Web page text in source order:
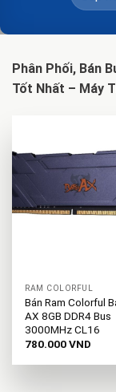
Phân Phối, Bán
Tốt Nhất – Máy
RAM COLORFUL
Bán Ram Colorful
AX 8GB DDR4 Bus
3000MHz CL16
780.000VND